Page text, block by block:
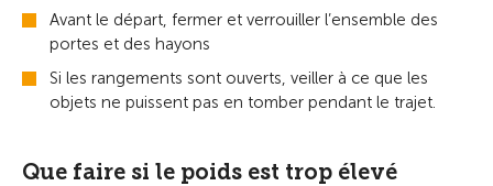
Avant le départ, fermer et verrouiller l’ensemble des
portes et des hayons
Si les rangements sont ouverts, veiller à ce que les
objets ne puissent pas en tomber pendant le trajet.
Que faire si le poids est trop élevé